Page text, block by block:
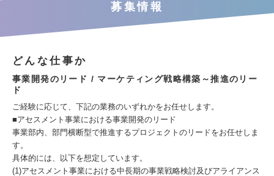
募集情報
どんな仕事か
事業開発のリード / マーケティング戦略構築～推進のリー
ド
ご経験に応じて、下記の業務のいずれかをお任せします。
■アセスメント事業における事業開発のリード
事業部内、部門横断型で推進するプロジェクトのリードをお任せしま
す。
具体的には、以下を想定しています。
(1)アセスメント事業における中長期の事業戦略検討及びアライアンス